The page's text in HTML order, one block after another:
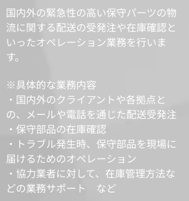
国内外の緊急性の高い保守パーツの物
流に関する配送の受発注や在庫確認と
いったオペレーション業務を行いま
す。
※具体的な業務内容
・国内外のクライアントや各拠点と
の、メールや電話を通じた配送受発注
・保守部品の在庫確認
・トラブル発生時、保守部品を現場に
届けるためのオペレーション
・協力業者に対して、在庫管理方法な
どの業務サポート など